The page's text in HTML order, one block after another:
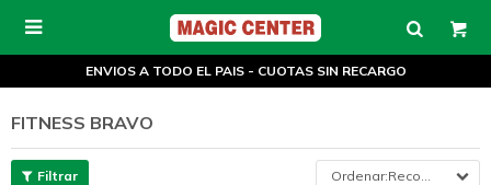

ENVIOS A TODO EL PAIS - CUOTAS SIN RECARGO
FITNESS BRAVO
Recomendados